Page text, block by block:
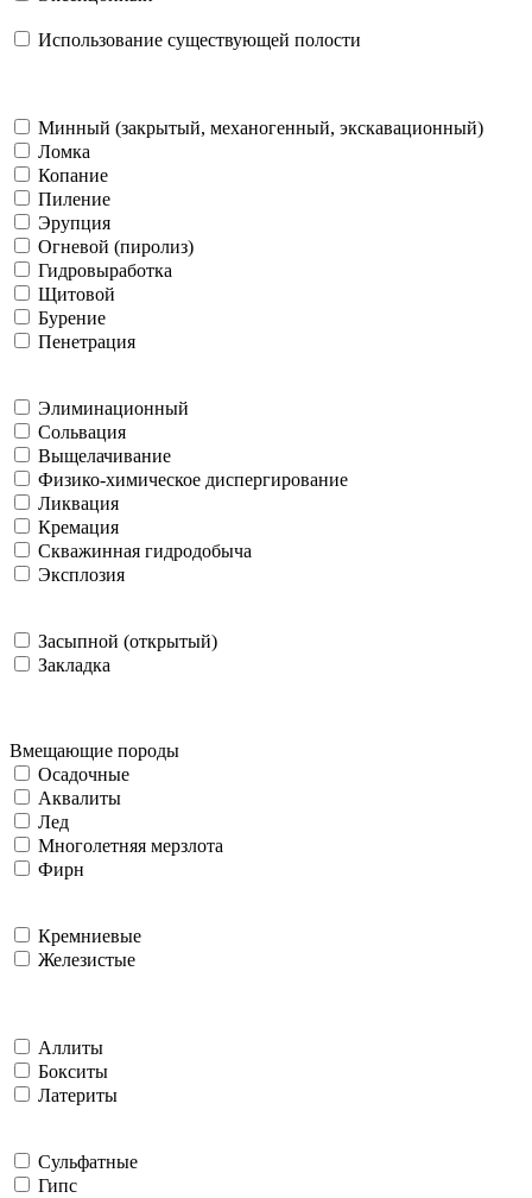
Использование существующей полости
Минный (закрытый, механогенный, экскавационный)
Ломка
Копание
Пиление
Эрупция
Огневой (пиролиз)
Гидровыработка
Щитовой
Бурение
Пенетрация
Элиминационный
Сольвация
Выщелачивание
Физико-химическое диспергирование
Ликвация
Кремация
Скважинная гидродобыча
Эксплозия
Засыпной (открытый)
Закладка
Вмещающие породы
Осадочные
Аквалиты
Лед
Многолетняя мерзлота
Фирн
Кремниевые
Железистые
Аллиты
Бокситы
Латериты
Сульфатные
Гипс